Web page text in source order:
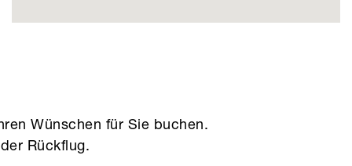
Wünschen für Sie buchen.
Rückflug.